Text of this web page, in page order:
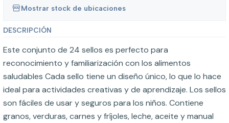
Mostrar stock de ubicaciones
DESCRIPCIÓN
Este conjunto de 24 sellos es perfecto para
reconocimiento y familiarización con los alimentos
saludables Cada sello tiene un diseño único, lo que lo hace
ideal para actividades creativas y de aprendizaje. Los sellos
son fáciles de usar y seguros para los niños. Contiene
granos, verduras, carnes y fríjoles, leche, aceite y manual